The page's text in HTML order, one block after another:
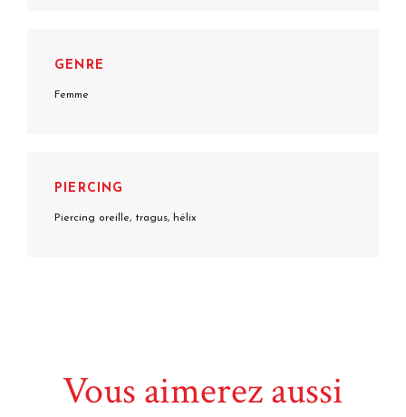
GENRE
Femme
PIERCING
Piercing oreille, tragus, hélix
Vous aimerez aussi